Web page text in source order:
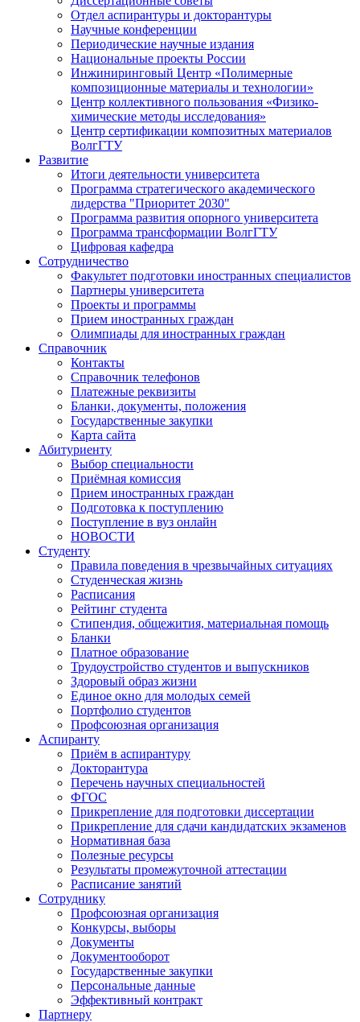
Отдел аспирантуры и докторантуры
Научные конференции
Периодические научные издания
Национальные проекты России
Инжиниринговый Центр «Полимерные
композиционные материалы и технологии»
Центр коллективного пользования «Физико-
химические методы исследования»
Центр сертификации композитных материалов
ВолгГТУ
Развитие
Итоги деятельности университета
Программа стратегического академического
лидерства "Приоритет 2030"
Программа развития опорного университета
Программа трансформации ВолгГТУ
Цифровая кафедра
Сотрудничество
Факультет подготовки иностранных специалистов
Партнеры университета
Проекты и программы
Прием иностранных граждан
Олимпиады для иностранных граждан
Справочник
Контакты
Справочник телефонов
Платежные реквизиты
Бланки, документы, положения
Государственные закупки
Карта сайта
Абитуриенту
Выбор специальности
Приёмная комиссия
Прием иностранных граждан
Подготовка к поступлению
Поступление в вуз онлайн
НОВОСТИ
Студенту
Правила поведения в чрезвычайных ситуациях
Студенческая жизнь
Расписания
Рейтинг студента
Стипендия, общежития, материальная помощь
Бланки
Платное образование
Трудоустройство студентов и выпускников
Здоровый образ жизни
Единое окно для молодых семей
Портфолио студентов
Профсоюзная организация
Аспиранту
Приём в аспирантуру
Докторантура
Перечень научных специальностей
ФГОС
Прикрепление для подготовки диссертации
Прикрепление для сдачи кандидатских экзаменов
Нормативная база
Полезные ресурсы
Результаты промежуточной аттестации
Расписание занятий
Сотруднику
Профсоюзная организация
Конкурсы, выборы
Документы
Документооборот
Государственные закупки
Персональные данные
Эффективный контракт
Партнеру